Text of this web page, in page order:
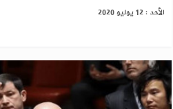
الأحد : 12 يوليو 2020